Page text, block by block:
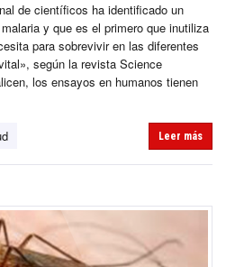
de científicos ha identificado un
y que es el primero que inutiliza
para sobrevivir en las diferentes
según la revista Science
los ensayos en humanos tienen
Leer más